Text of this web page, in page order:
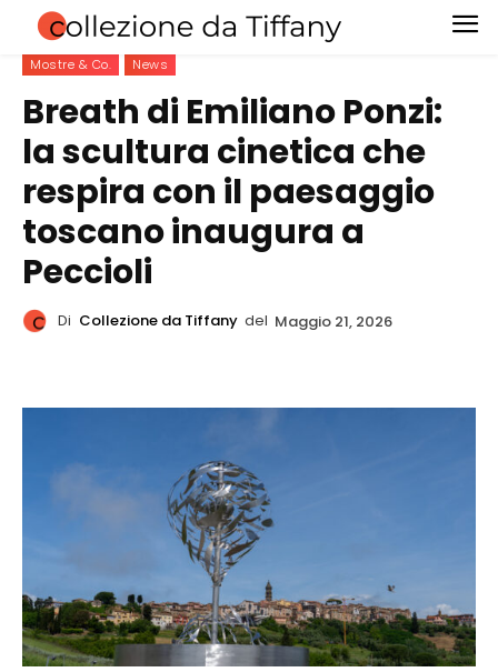
Mostre & Co. News
Breath di Emiliano Ponzi:
la scultura cinetica che
respira con il paesaggio
toscano inaugura a
Peccioli
Di Collezione da Tiffany del Maggio 21, 2026